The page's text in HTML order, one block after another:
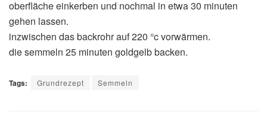
oberfläche einkerben und nochmal in etwa 30 minuten
gehen lassen.
inzwischen das backrohr auf 220 °c vorwärmen.
die semmeln 25 minuten goldgelb backen.
Tags: Grundrezept Semmeln